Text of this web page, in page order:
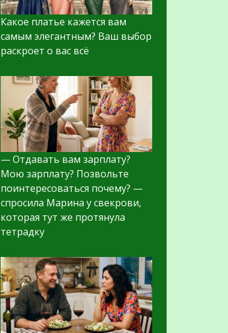
Какое платье кажется вам
самым элегантным? Ваш выбор
раскроет о вас всё
— Отдавать вам зарплату?
Мою зарплату? Позвольте
поинтересоваться почему? —
спросила Марина у свекрови,
которая тут же протянула
тетрадку